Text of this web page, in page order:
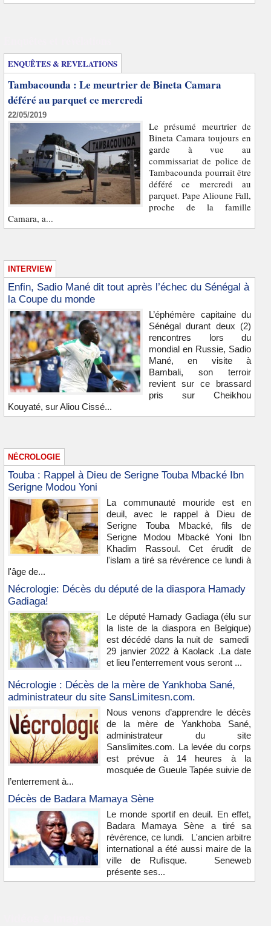
ENQUÊTES & REVELATIONS
Tambacounda : Le meurtrier de Bineta Camara
déféré au parquet ce mercredi
22/05/2019
Le présumé meurtrier de
Bineta Camara toujours en
garde à vue au
commissariat de police de
Tambacounda pourrait être
déféré ce mercredi au
parquet. Pape Alioune Fall,
proche de la famille
Camara, a...
INTERVIEW
Enfin, Sadio Mané dit tout après l’échec du Sénégal à
la Coupe du monde
L’éphémère capitaine du
Sénégal durant deux (2)
rencontres lors du
mondial en Russie, Sadio
Mané, en visite à
Bambali, son terroir
revient sur ce brassard
pris sur Cheikhou
Kouyaté, sur Aliou Cissé...
NÉCROLOGIE
Touba : Rappel à Dieu de Serigne Touba Mbacké Ibn
Serigne Modou Yoni
La communauté mouride est en
deuil, avec le rappel à Dieu de
Serigne Touba Mbacké, fils de
Serigne Modou Mbacké Yoni Ibn
Khadim Rassoul. Cet érudit de
l'islam a tiré sa révérence ce lundi à
l'âge de...
Nécrologie: Décès du député de la diaspora Hamady
Gadiaga!
Le député Hamady Gadiaga (élu sur
la liste de la diaspora en Belgique)
est décédé dans la nuit de samedi
29 janvier 2022 à Kaolack .La date
et lieu l'enterrement vous seront ...
Nécrologie : Décès de la mère de Yankhoba Sané,
administrateur du site SansLimitesn.com.
Nous venons d’apprendre le décès
de la mère de Yankhoba Sané,
administrateur du site
Sanslimites.com. La levée du corps
est prévue à 14 heures à la
mosquée de Gueule Tapée suivie de
l’enterrement à...
Décès de Badara Mamaya Sène
Le monde sportif en deuil. En effet,
Badara Mamaya Sène a tiré sa
révérence, ce lundi. L'ancien arbitre
international a été aussi maire de la
ville de Rufisque. Seneweb
présente ses...